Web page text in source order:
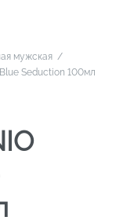
мужская /
Seduction 100мл